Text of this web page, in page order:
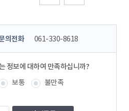
의전화 061-330-8618
정보에 대하여 만족하십니까?
보통
불만족